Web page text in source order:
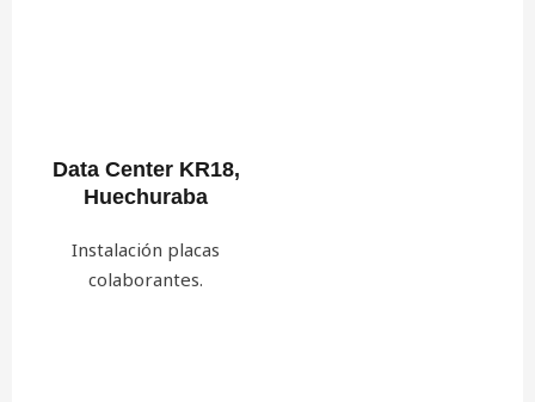
Data Center KR18,
Huechuraba
Instalación placas
colaborantes.